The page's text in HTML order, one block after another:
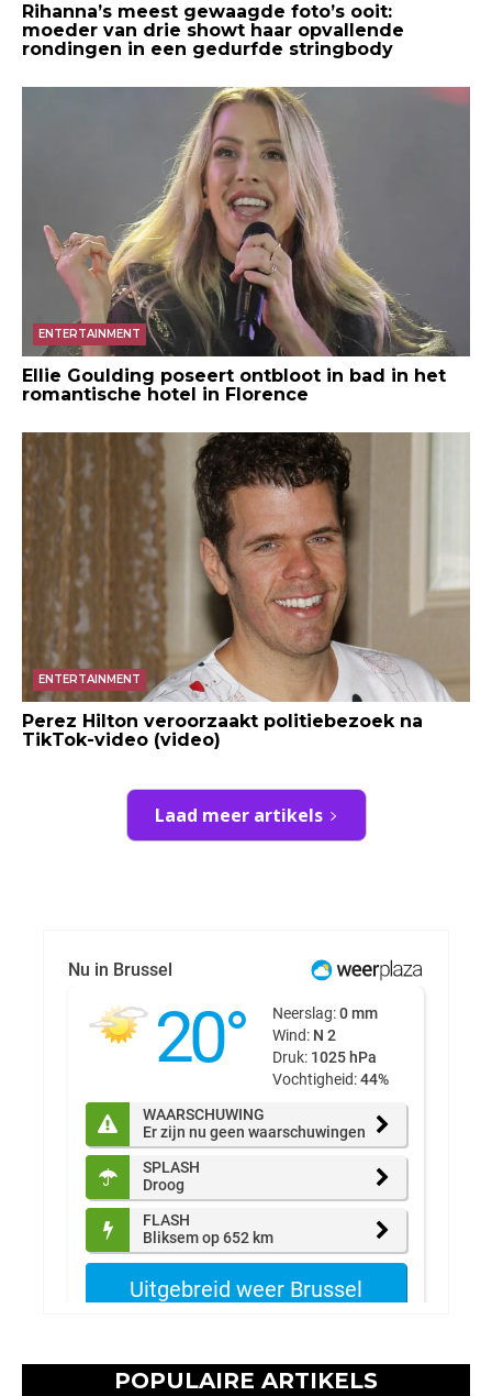
Rihanna’s meest gewaagde foto’s ooit:
moeder van drie showt haar opvallende
rondingen in een gedurfde stringbody
ENTERTAINMENT
Ellie Goulding poseert ontbloot in bad in het
romantische hotel in Florence
ENTERTAINMENT
Perez Hilton veroorzaakt politiebezoek na
TikTok-video (video)
Laad meer artikels
POPULAIRE ARTIKELS